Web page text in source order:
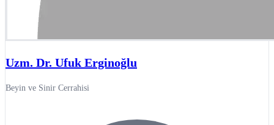
Uzm. Dr. Ufuk Erginoğlu
Beyin ve Sinir Cerrahisi